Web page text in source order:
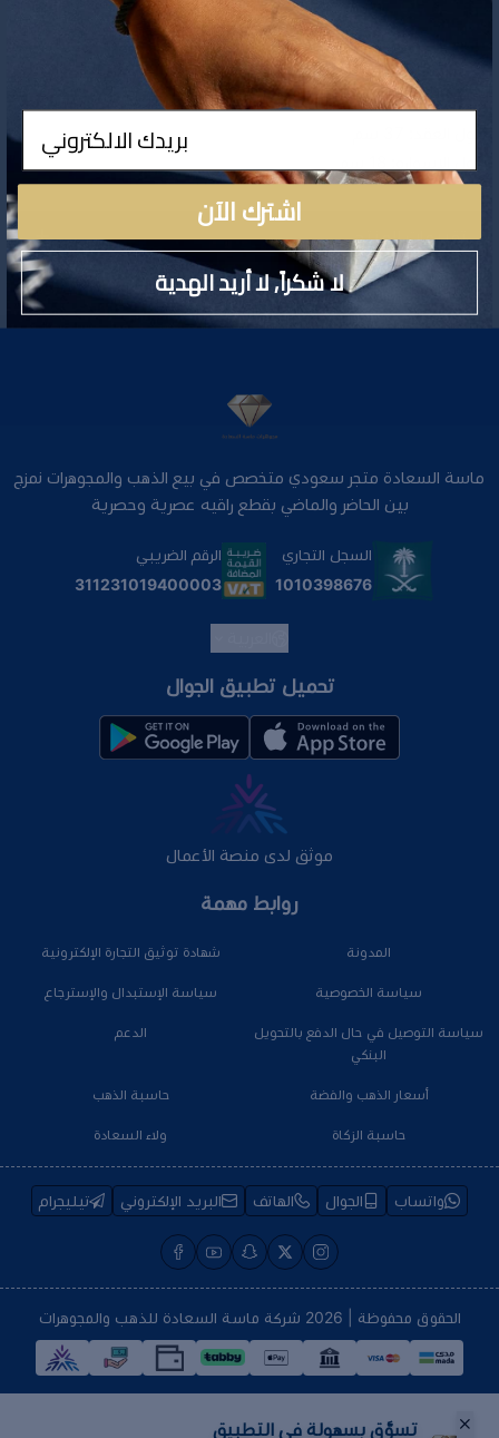
تفاصيل المنتج
تقييمات المنتج
روابط مهمة
المدونة شهادة توثيق التجارة الإلكترونية
سياسة الخصوصية سياسة الإستبدال والإسترجاع
سياسة التوصيل في حال الدفع بالتحويل
البنكي
الدعم
أسعار الذهب والفضة حاسبة الذهب
حاسبة الزكاة ولاء السعادة
ماسة السعادة متجر سعودي متخصص في بيع الذهب والمجوهرات نمزج
بين الحاضر والماضي بقطع راقيه عصرية وحصرية
السجل التجاري
1010398676
الرقم الضريبي
311231019400003
تحميل تطبيق الجوال
موثق لدى منصة الأعمال
واتساب الجوال الهاتف البريد الإلكتروني تيليجرام
الحقوق محفوظة | 2026 شركة ماسة السعادة للذهب والمجوهرات
تسوَّق بسهولة في التطبيق
ادخال
اشترك الآن
لا شكراً, لا أريد الهدية